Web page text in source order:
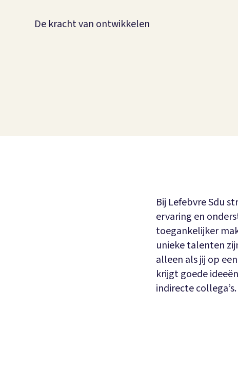
De kracht van ontwikkelen
Bij Lefebvre Sdu
ervaring en
toegankelijker
unieke talenten
alleen als jij op
krijgt goede
indirecte